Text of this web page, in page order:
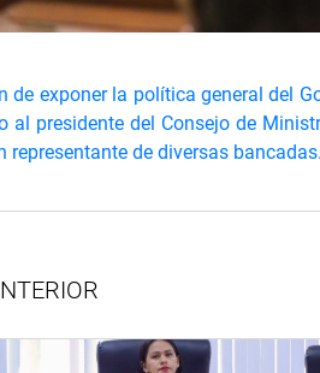
de exponer la política general del
al presidente del Consejo de
representante de diversas bancadas.